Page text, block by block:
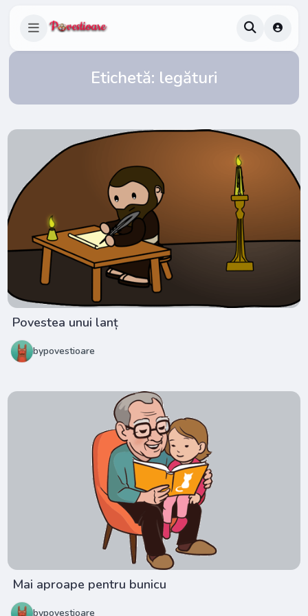
Etichetă: legături
Povestea unui lanț
bypovestioare
Mai aproape pentru bunicu
bypovestioare